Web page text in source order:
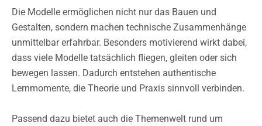
Die Modelle ermöglichen nicht nur das Bauen und
Gestalten, sondern machen technische Zusammenhänge
unmittelbar erfahrbar. Besonders motivierend wirkt dabei,
dass viele Modelle tatsächlich fliegen, gleiten oder sich
bewegen lassen. Dadurch entstehen authentische
Lernmomente, die Theorie und Praxis sinnvoll verbinden.
Passend dazu bietet auch die Themenwelt rund um